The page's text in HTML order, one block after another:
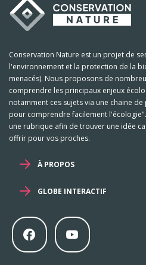
Conservation Nature est un projet de
l'environnement et la protection de la
menacés). Nous proposons de
comprendre les principaux enjeux
notamment ces sujets via une chaine
pour comprendre facilement
une rubrique afin de trouver une idée
offrir pour vos proches.
À PROPOS
GLOBE INTERACTIF